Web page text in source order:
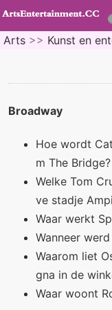
Arts >> Kunst en
Broadway
Hoe wordt
m The Bridge?
Welke Tom
ve stadje
Waar werkt
Wanneer
Waarom liet
gna in de
Waar woont